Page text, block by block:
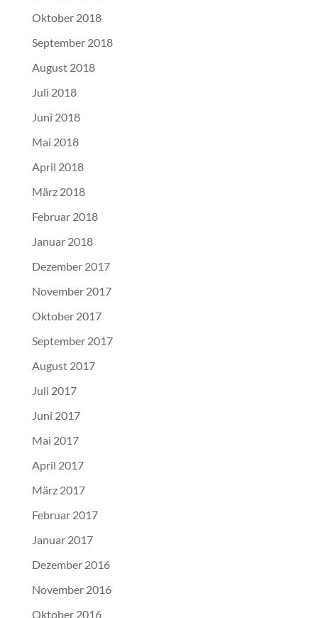
Oktober 2018
September 2018
August 2018
Juli 2018
Juni 2018
Mai 2018
April 2018
März 2018
Februar 2018
Januar 2018
Dezember 2017
November 2017
Oktober 2017
September 2017
August 2017
Juli 2017
Juni 2017
Mai 2017
April 2017
März 2017
Februar 2017
Januar 2017
Dezember 2016
November 2016
Oktober 2016